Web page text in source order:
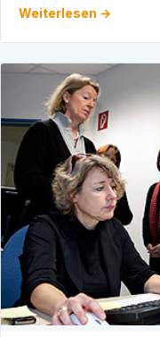
Weiterlesen →